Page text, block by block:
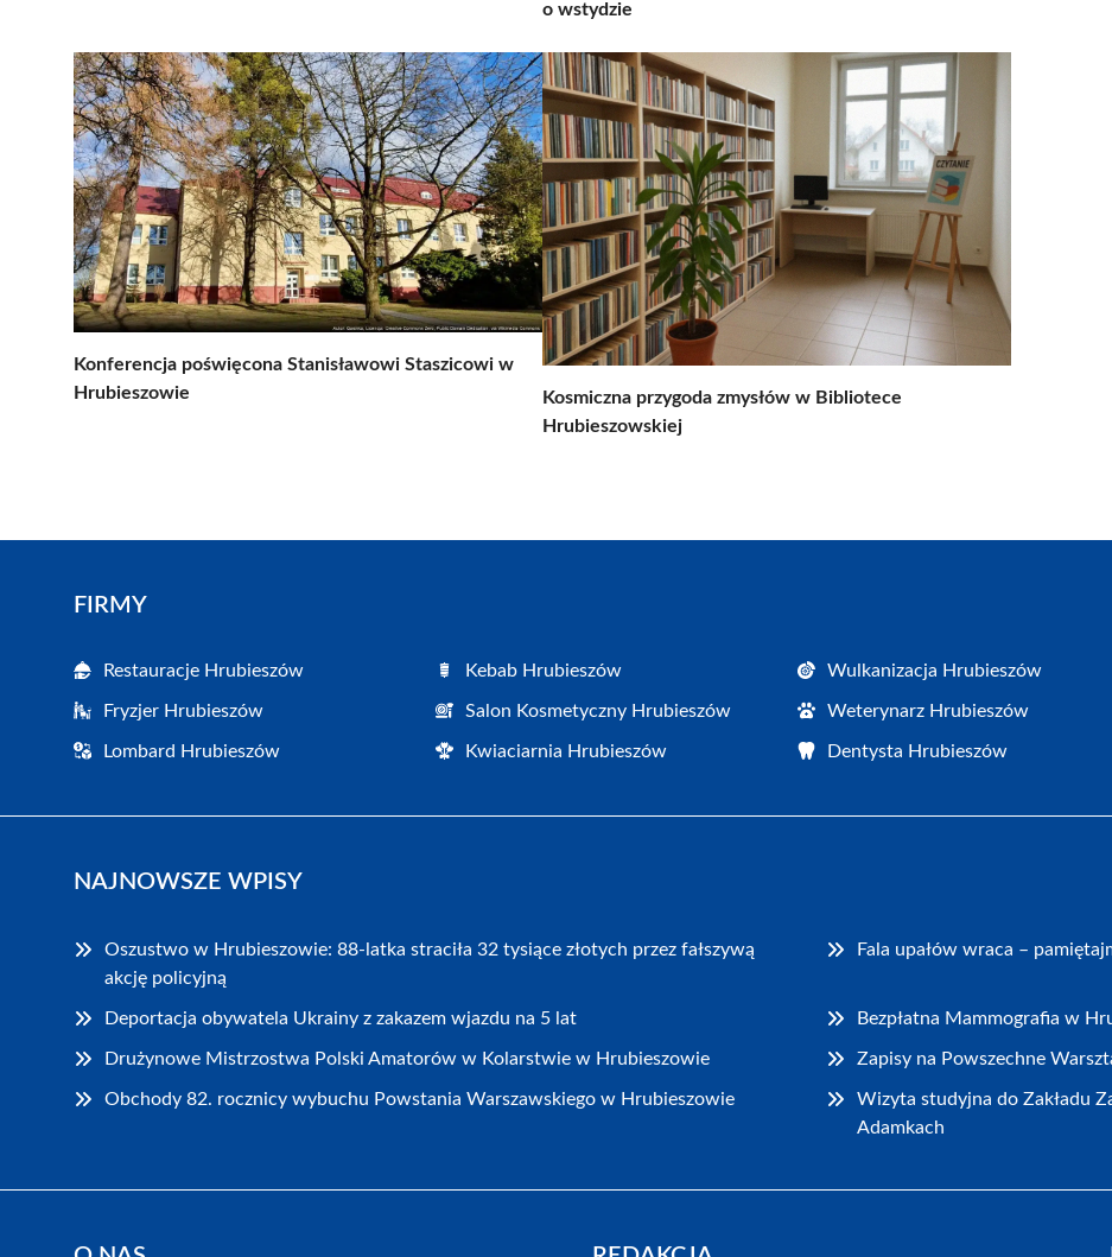
o wstydzie
Konferencja poświęcona Stanisławowi Staszicowi w
Hrubieszowie
Kosmiczna przygoda zmysłów w Bibliotece
Hrubieszowskiej
FIRMY
Restauracje Hrubieszów Kebab Hrubieszów Wulkanizacja Hrubieszów
Fryzjer Hrubieszów Salon Kosmetyczny Hrubieszów Weterynarz Hrubieszów
Lombard Hrubieszów Kwiaciarnia Hrubieszów Dentysta Hrubieszów
NAJNOWSZE WPISY
Oszustwo w Hrubieszowie: 88-latka straciła 32 tysiące złotych przez fałszywą
akcję policyjną
Fala upałów wraca –
Deportacja obywatela Ukrainy z zakazem wjazdu na 5 lat Bezpłatna Mammografia w
Drużynowe Mistrzostwa Polski Amatorów w Kolarstwie w Hrubieszowie Zapisy na Powszechne
Obchody 82. rocznicy wybuchu Powstania Warszawskiego w Hrubieszowie
Wizyta studyjna do Zakładu
Adamkach